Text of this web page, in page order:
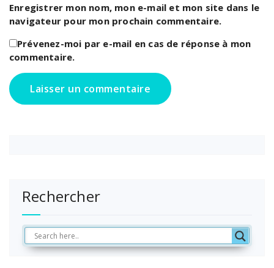
Enregistrer mon nom, mon e-mail et mon site dans le
navigateur pour mon prochain commentaire.
Prévenez-moi par e-mail en cas de réponse à mon
commentaire.
Rechercher